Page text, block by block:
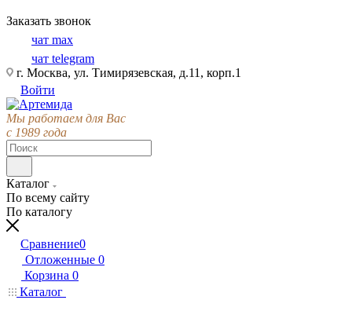
Заказать звонок
чат max
чат telegram
г. Москва, ул. Тимирязевская, д.11, корп.1
Войти
Мы работаем для Вас
с 1989 года
Каталог
По всему сайту
По каталогу
Сравнение0
Отложенные 0
Корзина 0
Каталог